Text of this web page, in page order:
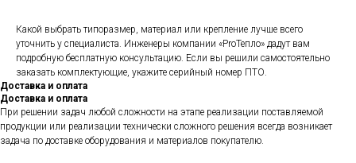
Какой выбрать типоразмер, материал или крепление лучше всего
уточнить у специалиста. Инженеры компании «ProТепло» дадут вам
подробную бесплатную консультацию. Если вы решили самостоятельно
заказать комплектующие, укажите серийный номер ПТО.
Доставка и оплата
Доставка и оплата
При решении задач любой сложности на этапе реализации поставляемой
продукции или реализации технически сложного решения всегда возникает
задача по доставке оборудования и материалов покупателю.